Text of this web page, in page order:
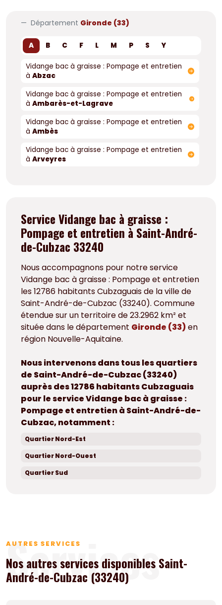
Département Gironde (33)
A B C F L M P S Y
Vidange bac à graisse : Pompage et entretien
à Abzac
Vidange bac à graisse : Pompage et entretien
à Ambarès-et-Lagrave
Vidange bac à graisse : Pompage et entretien
à Ambès
Vidange bac à graisse : Pompage et entretien
à Arveyres
Service Vidange bac à graisse :
Pompage et entretien à Saint-André-
de-Cubzac 33240
Nous accompagnons pour notre service
Vidange bac à graisse : Pompage et entretien
les 12786 habitants Cubzaguais de la ville de
Saint-André-de-Cubzac (33240). Commune
étendue sur un territoire de 23.2962 km² et
située dans le département Gironde (33)en
région Nouvelle-Aquitaine.
Nous intervenons dans tous les quartiers
de Saint-André-de-Cubzac (33240)
auprès des 12786 habitants Cubzaguais
pour le service Vidange bac à graisse :
Pompage et entretien à Saint-André-de-
Cubzac, notamment :
Quartier Nord-Est
Quartier Nord-Ouest
Quartier Sud
Services
AUTRES SERVICES
Nos autres services disponibles Saint-
André-de-Cubzac (33240)